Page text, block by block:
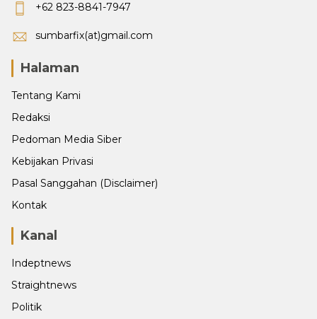
+62 823-8841-7947
sumbarfix(at)gmail.com
Halaman
Tentang Kami
Redaksi
Pedoman Media Siber
Kebijakan Privasi
Pasal Sanggahan (Disclaimer)
Kontak
Kanal
Indeptnews
Straightnews
Politik